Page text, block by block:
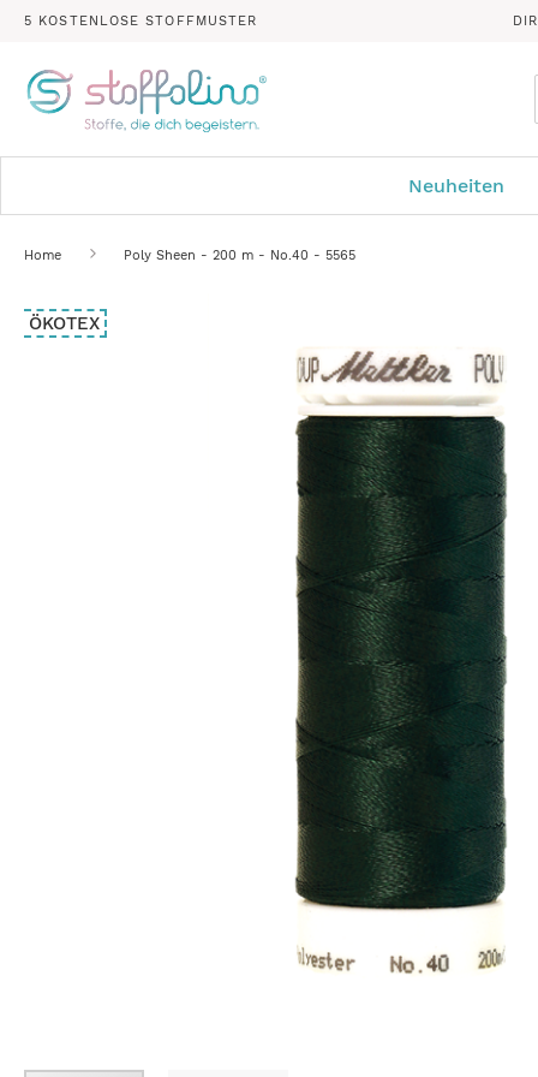
5 KOSTENLOSE STOFFMUSTER
Neuheiten
Home Poly Sheen - 200 m - No.40 - 5565
Zum
Ende
ÖKOTEX